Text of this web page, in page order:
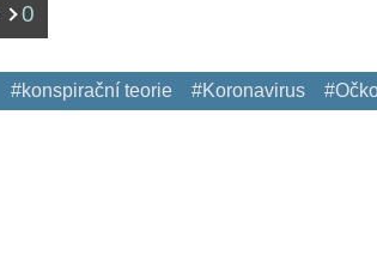
0
#konspirační teorie #Koronavirus